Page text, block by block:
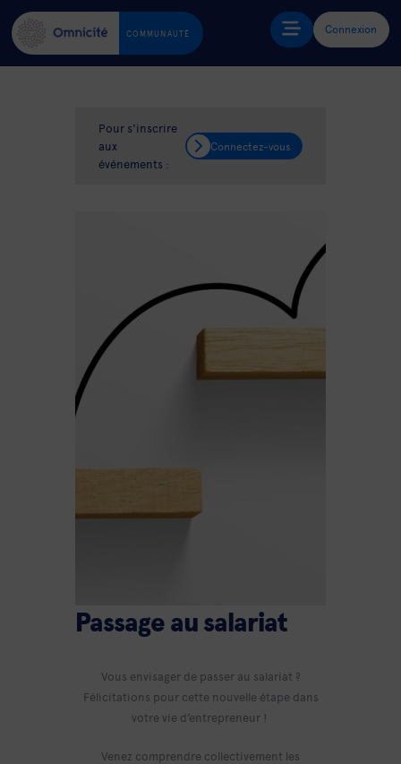
COMMUNAUTÉ Connexion
Pour s'inscrire
aux
événements :
Connectez-vous
Passage au salariat
Vous envisager de passer au salariat ?
Félicitations pour cette nouvelle étape dans
votre vie d’entrepreneur !
Venez comprendre collectivement les